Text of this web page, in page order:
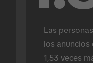
Las
los anuncios
1,53 veces